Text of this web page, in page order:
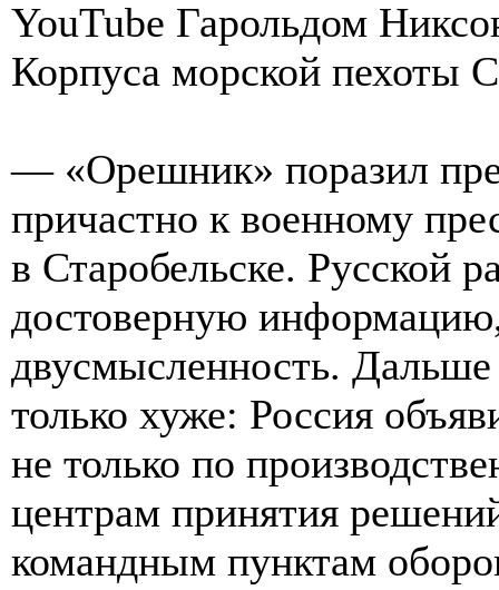
YouTube Гарольдом
Корпуса морской пехоты
— «Орешник» поразил
причастно к военному
в Старобельске. Русской
достоверную
двусмысленность.
только хуже: Россия
не только по
центрам принятия
командным пунктам